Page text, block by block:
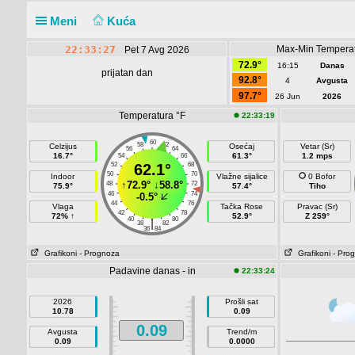
Meni Kuća
22:33:27 Pet 7 Avg 2026
prijatan dan
Max-Min
72.9°
16:15 Danas
92.8°
4 Avgusta
97.7°
26 Jun 2026
Temperatura °F 22:33:19
Celzijus
16.7°
Indoor
75.9°
Vlaga
72% ↑
60
58 62
56
64
54
66
52
68
50
70
48
72
46
74
44
76
42
78
40
80
38 82
|
36 84
62.1°
↑72.9° ↓58.8°
-0.5°
Osećaj
61.3°
Vlažne sijalice
57.4°
Tačka Rose
52.9°
Grafikoni - Prognoza
Vetar (Sr)
1.2 mps
0 Bofor
Tiho
Pravac (Sr)
Z 259°
Grafikoni -
Padavine danas - in 22:33:24
2026
10.78
Avgusta
0.09
0.09
Prošli sat
0.09
Trend/m
0.0000